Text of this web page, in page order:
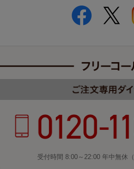
受付時間 8:00～22:00 年中無休